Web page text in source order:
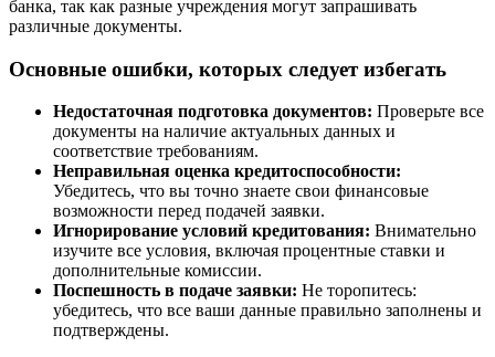
банка, так как разные учреждения могут запрашивать
различные документы.
Основные ошибки, которых следует избегать
Недостаточная подготовка документов: Проверьте все
документы на наличие актуальных данных и
соответствие требованиям.
Неправильная оценка кредитоспособности:
Убедитесь, что вы точно знаете свои финансовые
возможности перед подачей заявки.
Игнорирование условий кредитования: Внимательно
изучите все условия, включая процентные ставки и
дополнительные комиссии.
Поспешность в подаче заявки: Не торопитесь:
убедитесь, что все ваши данные правильно заполнены и
подтверждены.